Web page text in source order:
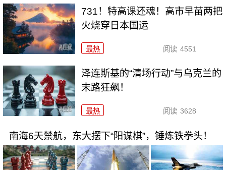
731！特高课还魂！高市早苗两把
火烧穿日本国运
最热 阅读 4551
泽连斯基的“清场行动”与乌克兰的
末路狂飙！
最热 阅读 3628
南海6天禁航，东大摆下“阳谋棋”，锤炼铁拳头！